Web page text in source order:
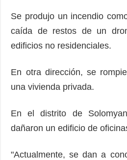
Se produjo un incendio
caída de restos de un
edificios no residenciales.
En otra dirección, se
una vivienda privada.
En el distrito de
dañaron un edificio de
"Actualmente, se dan a